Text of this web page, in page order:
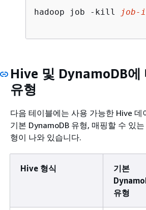
hadoop job -kill job-
Hive 및 DynamoDB에
유형
다음 테이블에는 사용 가능한 Hive 데
기본 DynamoDB 유형, 매핑할 수 있
형이 나와 있습니다.
Hive 형식
기본
유형